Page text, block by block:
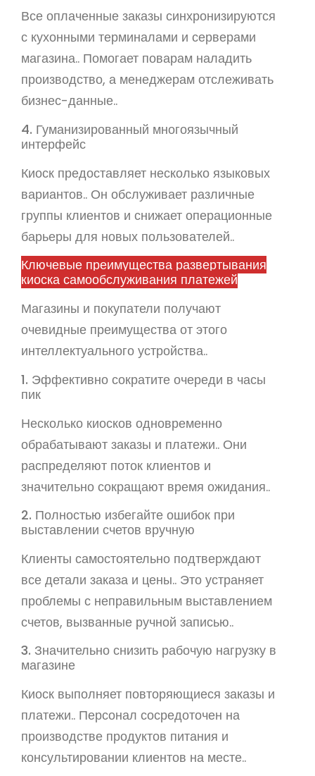
Все оплаченные заказы синхронизируются
с кухонными терминалами и серверами
магазина.. Помогает поварам наладить
производство, а менеджерам отслеживать
бизнес-данные..
4. Гуманизированный многоязычный
интерфейс
Киоск предоставляет несколько языковых
вариантов.. Он обслуживает различные
группы клиентов и снижает операционные
барьеры для новых пользователей..
Ключевые преимущества развертывания
киоска самообслуживания платежей
Магазины и покупатели получают
очевидные преимущества от этого
интеллектуального устройства..
1. Эффективно сократите очереди в часы
пик
Несколько киосков одновременно
обрабатывают заказы и платежи.. Они
распределяют поток клиентов и
значительно сокращают время ожидания..
2. Полностью избегайте ошибок при
выставлении счетов вручную
Клиенты самостоятельно подтверждают
все детали заказа и цены.. Это устраняет
проблемы с неправильным выставлением
счетов, вызванные ручной записью..
3. Значительно снизить рабочую нагрузку в
магазине
Киоск выполняет повторяющиеся заказы и
платежи.. Персонал сосредоточен на
производстве продуктов питания и
консультировании клиентов на месте..